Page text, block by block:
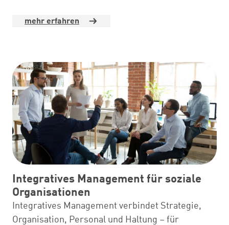
mehr erfahren
Integratives Management für soziale
Organisationen
Integratives Management verbindet Strategie,
Organisation, Personal und Haltung – für